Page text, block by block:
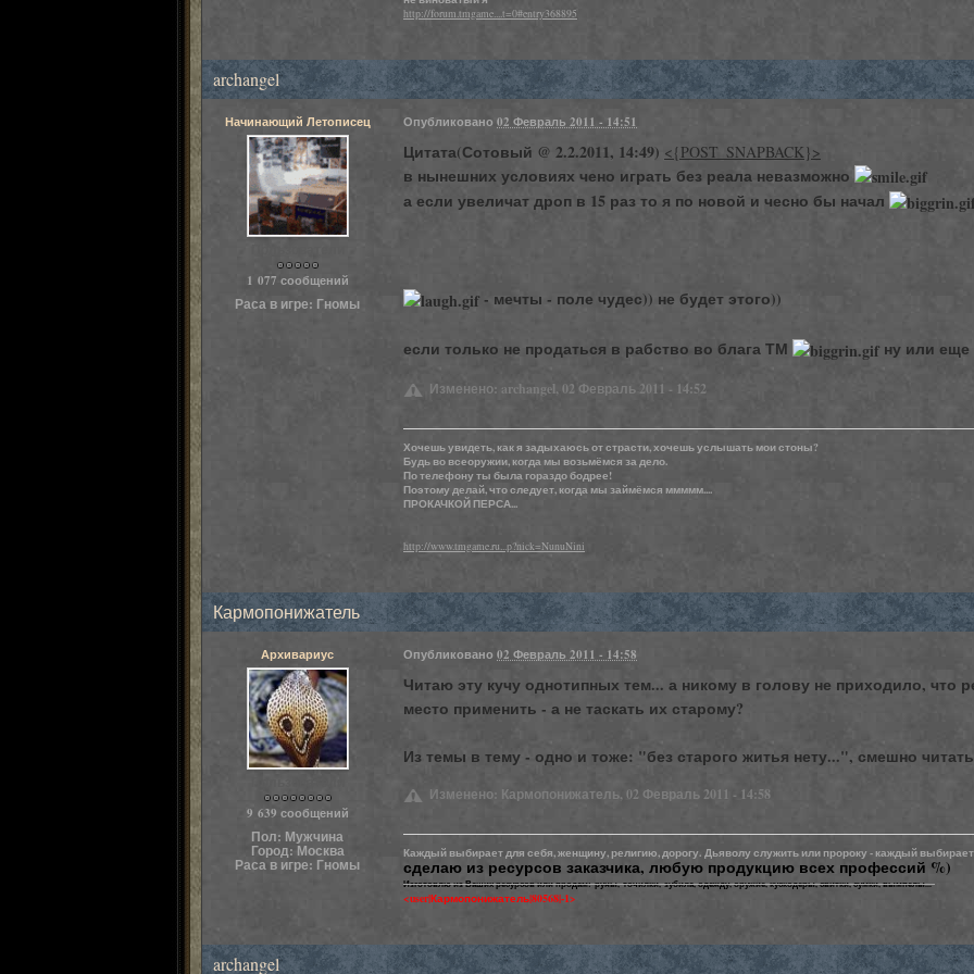
http://forum.tmgame....t=0#entry368895
archangel
Начинающий Летописец
1 077 сообщений
Раса в игре: Гномы
Опубликовано 02 Февраль 2011 - 14:51
Цитата(Сотовый @ 2.2.2011, 14:49) <{POST_SNAPBACK}>
в нынешних условиях чено играть без реала невазможно
а если увеличат дроп в 15 раз то я по новой и чесно бы начал
- мечты - поле чудес)) не будет этого))
если только не продаться в рабство во блага ТМ ну или
Изменено: archangel, 02 Февраль 2011 - 14:52
Хочешь увидеть, как я задыхаюсь от страсти, хочешь услышать мои стоны?
Будь во всеоружии, когда мы возьмёмся за дело.
По телефону ты была гораздо бодрее!
Поэтому делай, что следует, когда мы займёмся ммммм....
ПРОКАЧКОЙ ПЕРСА...
http://www.tmgame.ru...p?nick=NunuNini
Кармопонижатель
Архивариус
9 639 сообщений
Пол: Мужчина
Город: Москва
Раса в игре: Гномы
Опубликовано 02 Февраль 2011 - 14:58
Читаю эту кучу однотипных тем... а никому в голову не приходило, что
место применить - а не таскать их старому?
Из темы в тему - одно и тоже: "без старого житья нету...", смешно
Изменено: Кармопонижатель, 02 Февраль 2011 - 14:58
Каждый выбирает для себя, женщину, религию, дорогу. Дьяволу служить или пророку - каждый
сделаю из ресурсов заказчика, любую продукцию всех профессий %)
Изготовлю из Ваших ресурсов или продам: руны, точилки, зубила, одежду, оружие, кускодеры, свитки, сумки, вымпелы...
<user|Кармопонижатель|80568|-1>
archangel